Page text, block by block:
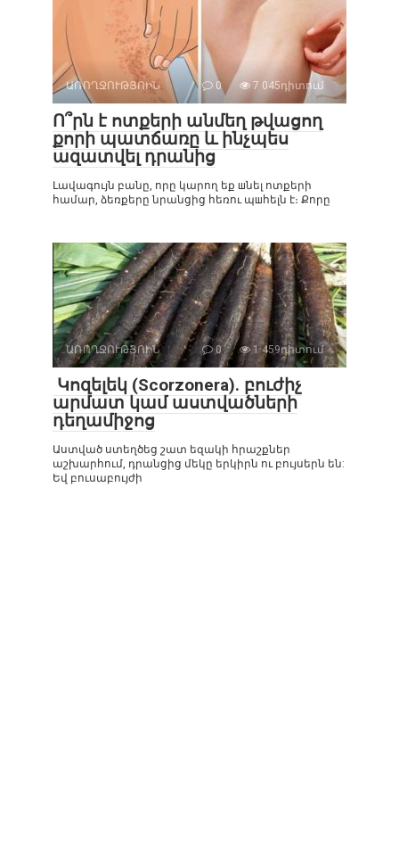
ԱՌՈՂՋՈՒԹՅՈԻՆ 0 7 045դիտում
Ո՞րն է ոտքերի անմեղ թվացող
քորի պատճառը և ինչպես
ազատվել դրանից
Լավագույն բանը, որը կարող եք шնել ոտքերի
համար, ձեռքերը նրանցից հեռու պшհելն է։ Քորը
ԱՌՈՂՋՈՒԹՅՈԻՆ 0 1 459դիտում
Կոզելեկ (Scorzonera). բուժիչ
արմատ կամ աստվածների
դեղամիջոց
Աստված ստեղծեց շատ եզակի հրաշքներ
աշխարհում, դրանցից մեկը երկիրն ու բույսերն են:
Եվ բուսաբույժի